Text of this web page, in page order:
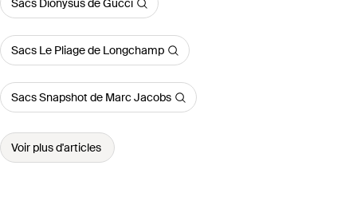
Sacs Dionysus de Gucci
Sacs Le Pliage de Longchamp
Sacs Snapshot de Marc Jacobs
Voir plus d'articles